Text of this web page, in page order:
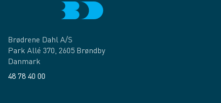
Brødrene Dahl A/S
Park Allé 370, 2605 Brøndby
Danmark
48 78 40 00